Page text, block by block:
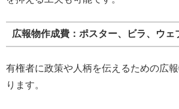
広報物作成費：ポスター、ビラ、ウェ
有権者に政策や人柄を伝えるための広
ります。